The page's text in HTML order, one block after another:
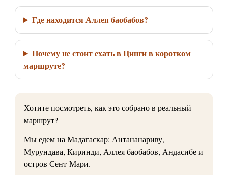
Где находится Аллея баобабов?
Почему не стоит ехать в Цинги в коротком
маршруте?
Хотите посмотреть, как это собрано в реальный
маршрут?
Мы едем на Мадагаскар: Антананариву,
Мурундава, Киринди, Аллея баобабов, Андасибе и
остров Сент-Мари.